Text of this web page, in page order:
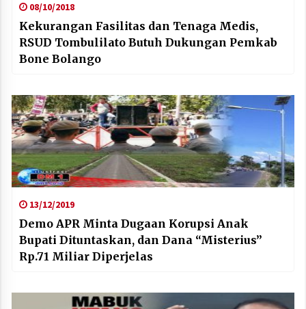
08/10/2018
Kekurangan Fasilitas dan Tenaga Medis,
RSUD Tombulilato Butuh Dukungan Pemkab
Bone Bolango
13/12/2019
Demo APR Minta Dugaan Korupsi Anak
Bupati Dituntaskan, dan Dana “Misterius”
Rp.71 Miliar Diperjelas